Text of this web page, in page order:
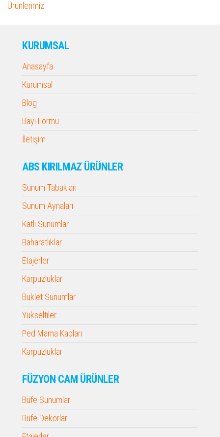
Ürünlerimiz
KURUMSAL
Anasayfa
Kurumsal
Blog
Bayi Formu
İletişim
ABS KIRILMAZ ÜRÜNLER
Sunum Tabakları
Sunum Aynaları
Katlı Sunumlar
Baharatlıklar
Etajerler
Karpuzluklar
Buklet Sunumlar
Yükseltiler
Ped Mama Kapları
Karpuzluklar
FÜZYON CAM ÜRÜNLER
Büfe Sunumlar
Büfe Dekorları